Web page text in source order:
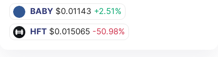
BABY $0.01143 +2.51%
HFT $0.015065 -50.98%